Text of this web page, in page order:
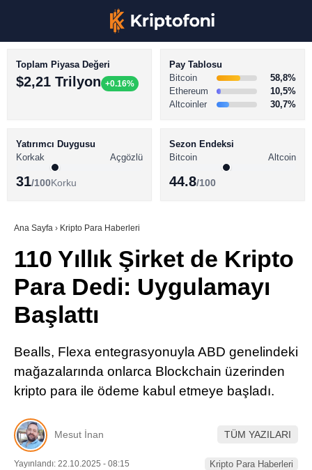
Youtube
TikTok
LinkedIn
BİTCOİN HABERLERİ
ALTCOİN HABERLERİ
SÖZLÜK
Toplam Piyasa Değeri
$2,21 Trilyon +0.16%
Pay Tablosu
Bitcoin
58,8%
Ethereum
10,5%
Altcoinler
30,7%
Yatırımcı Duygusu
Korkak
Açgözlü
31/100Korku
Sezon Endeksi
Bitcoin
Altcoin
44.8/100
Ana Sayfa › Kripto Para Haberleri
110 Yıllık Şirket de Kripto
Para Dedi: Uygulamayı
Başlattı
Bealls, Flexa entegrasyonuyla ABD genelindeki
mağazalarında onlarca Blockchain üzerinden
kripto para ile ödeme kabul etmeye başladı.
Mesut İnan TÜM YAZILARI
Yayınlandı: 22.10.2025 - 08:15 Kripto Para Haberleri